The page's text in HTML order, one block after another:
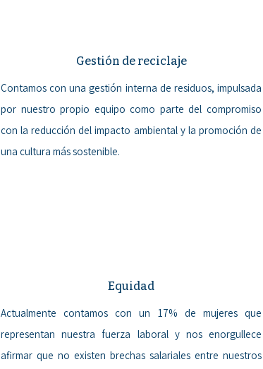
Gestión de reciclaje
Contamos con una gestión interna de residuos, impulsada
por nuestro propio equipo como parte del compromiso
con la reducción del impacto ambiental y la promoción de
una cultura más sostenible.
Equidad
Actualmente contamos con un 17% de mujeres que
representan nuestra fuerza laboral y nos enorgullece
afirmar que no existen brechas salariales entre nuestros